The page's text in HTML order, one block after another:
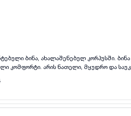
ბინა, ახალაშენებულ კორპუსში.
კომფორტი. არის ნათელი, მყუდრო და